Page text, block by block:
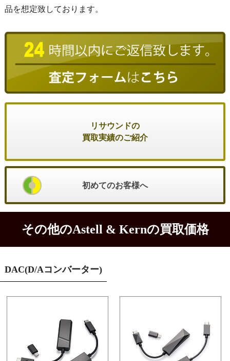
品を想定致しております。
リサウンドの
買取実績のご紹介
初めてのお客様へ
その他のAstell & Kernの買取価格
DAC(D/Aコンバーター)